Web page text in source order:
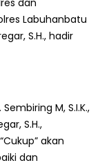
Labuhanbatu
S.H., hadir
M, S.I.K.,
S.H.,
akan
dan